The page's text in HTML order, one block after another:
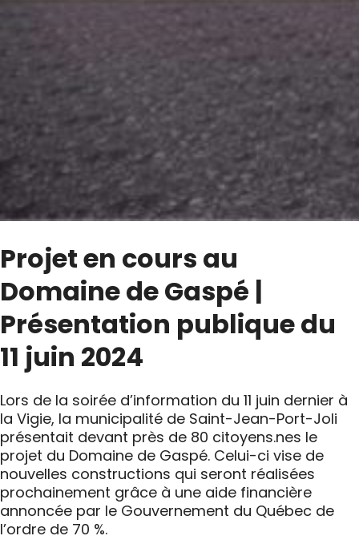
Projet en cours au
Domaine de Gaspé |
Présentation publique du
11 juin 2024
Lors de la soirée d’information du 11 juin dernier à
la Vigie, la municipalité de Saint-Jean-Port-Joli
présentait devant près de 80 citoyens.nes le
projet du Domaine de Gaspé. Celui-ci vise de
nouvelles constructions qui seront réalisées
prochainement grâce à une aide financière
annoncée par le Gouvernement du Québec de
l’ordre de 70 %.